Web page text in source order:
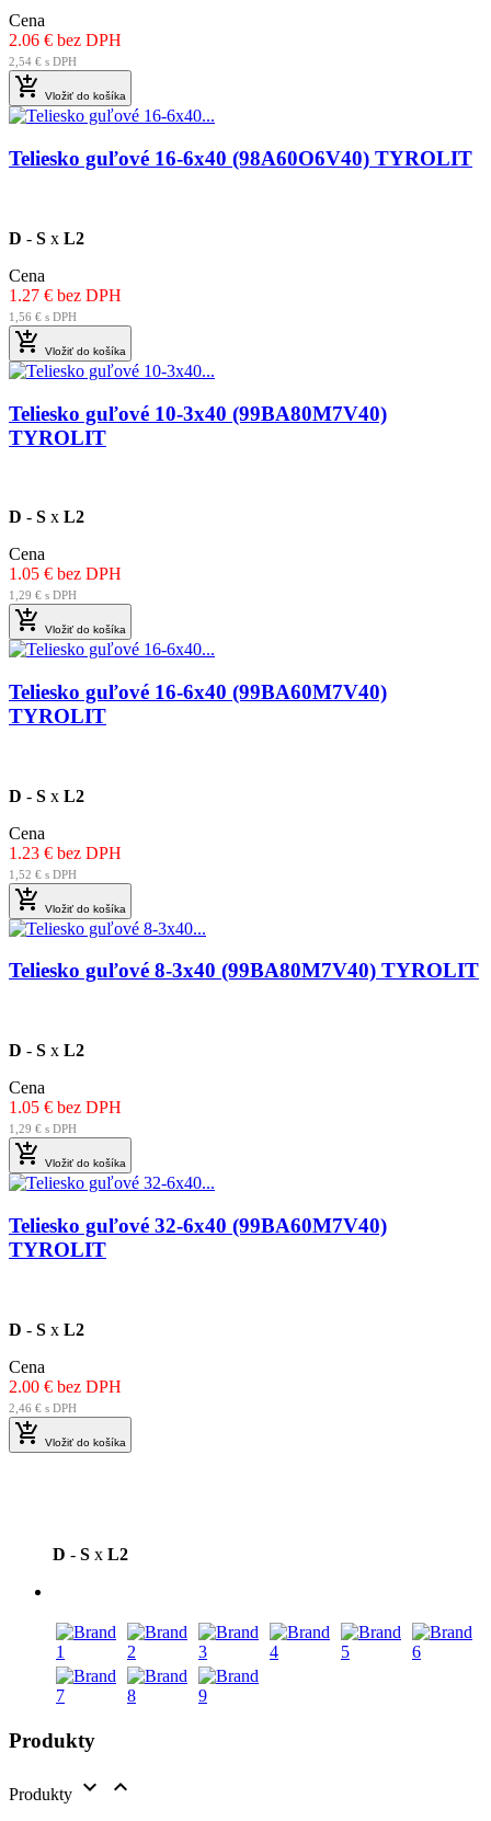
Cena
2.06 € bez DPH
2,54 € s DPH
 Vložiť do košíka
Teliesko guľové 16-6x40 (98A60O6V40) TYROLIT
D - S x L2
Cena
1.27 € bez DPH
1,56 € s DPH
 Vložiť do košíka
Teliesko guľové 10-3x40 (99BA80M7V40)
TYROLIT
D - S x L2
Cena
1.05 € bez DPH
1,29 € s DPH
 Vložiť do košíka
Teliesko guľové 16-6x40 (99BA60M7V40)
TYROLIT
D - S x L2
Cena
1.23 € bez DPH
1,52 € s DPH
 Vložiť do košíka
Teliesko guľové 8-3x40 (99BA80M7V40) TYROLIT
D - S x L2
Cena
1.05 € bez DPH
1,29 € s DPH
 Vložiť do košíka
Teliesko guľové 32-6x40 (99BA60M7V40)
TYROLIT
D - S x L2
Cena
2.00 € bez DPH
2,46 € s DPH
 Vložiť do košíka
D - S x L2
Produkty
Produkty  